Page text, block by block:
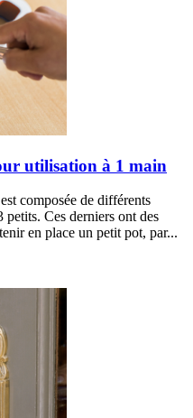
utilisation à 1 main
composée de différents
Ces derniers ont des
en place un petit pot, par...